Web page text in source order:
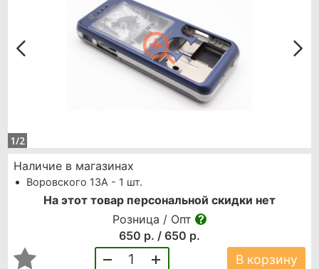
1/2
Наличие в магазинах
Воровского 13А - 1 шт.
На этот товар персональной скидки нет
Розница / Опт
650 р. / 650 р.
1 В корзину